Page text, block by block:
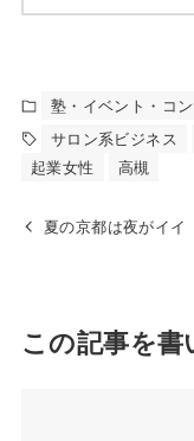
塾・イベント・コ
サロン系ビジネス
起業女性
高槻
夏の京都は夜がイイ
この記事を書